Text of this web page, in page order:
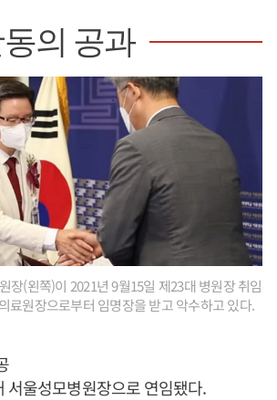
의 공과
장(왼쪽)이 2021년 9월15일 제23대 병원장 취임
료원장으로부터 임명장을 받고 악수하고 있다.
서울성모병원장으로 연임됐다.